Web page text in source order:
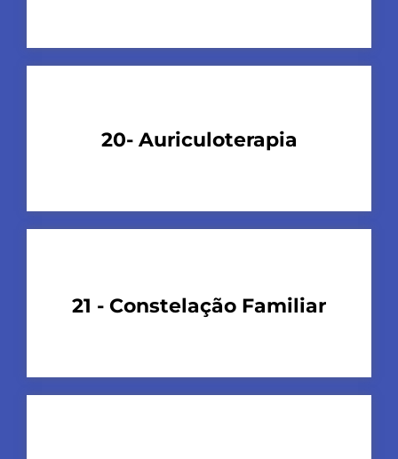
20- Auriculoterapia
21 - Constelação Familiar